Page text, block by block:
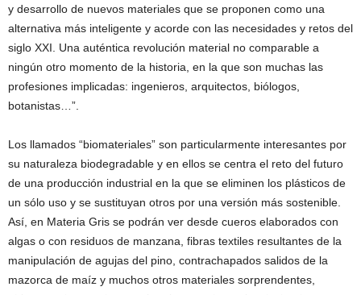
y desarrollo de nuevos materiales que se proponen como una
alternativa más inteligente y acorde con las necesidades y retos del
siglo XXI. Una auténtica revolución material no comparable a
ningún otro momento de la historia, en la que son muchas las
profesiones implicadas: ingenieros, arquitectos, biólogos,
botanistas…”.
Los llamados “biomateriales” son particularmente interesantes por
su naturaleza biodegradable y en ellos se centra el reto del futuro
de una producción industrial en la que se eliminen los plásticos de
un sólo uso y se sustituyan otros por una versión más sostenible.
Así, en Materia Gris se podrán ver desde cueros elaborados con
algas o con residuos de manzana, fibras textiles resultantes de la
manipulación de agujas del pino, contrachapados salidos de la
mazorca de maíz y muchos otros materiales sorprendentes,